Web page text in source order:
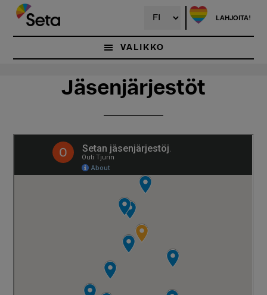
Hyppää
pääsisältöön
Hyppää
ensisijaiseen
sivupalkkiin
LAHJOITA!
VALIKKO
Jäsenjärjestöt